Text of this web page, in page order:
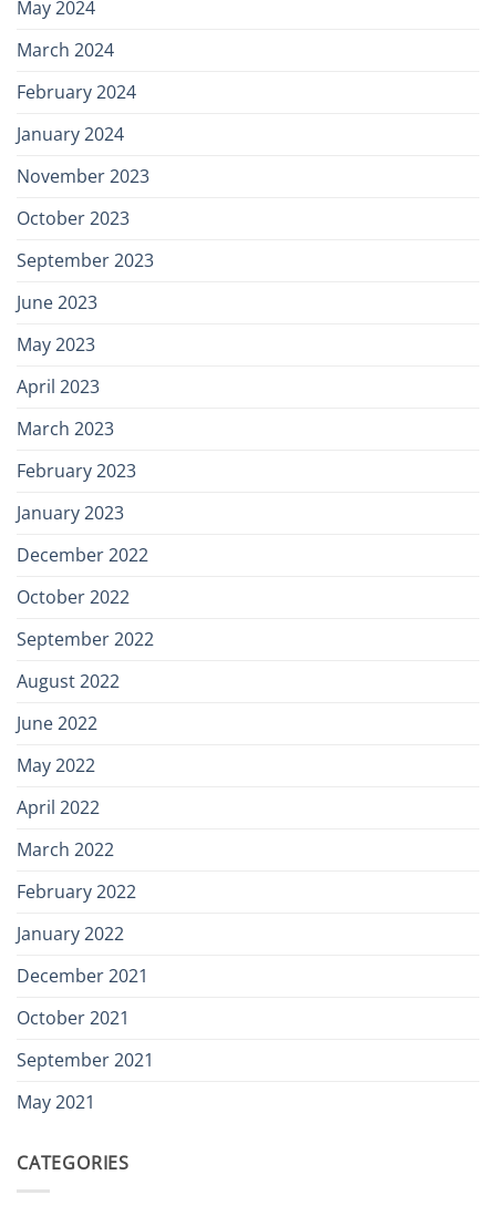
May 2024
March 2024
February 2024
January 2024
November 2023
October 2023
September 2023
June 2023
May 2023
April 2023
March 2023
February 2023
January 2023
December 2022
October 2022
September 2022
August 2022
June 2022
May 2022
April 2022
March 2022
February 2022
January 2022
December 2021
October 2021
September 2021
May 2021
CATEGORIES